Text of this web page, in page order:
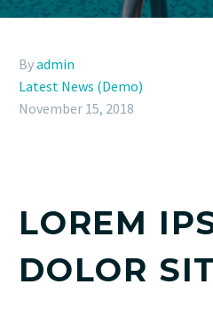
Byadmin
Latest News (Demo)
November 15, 2018
LOREM
DOLOR